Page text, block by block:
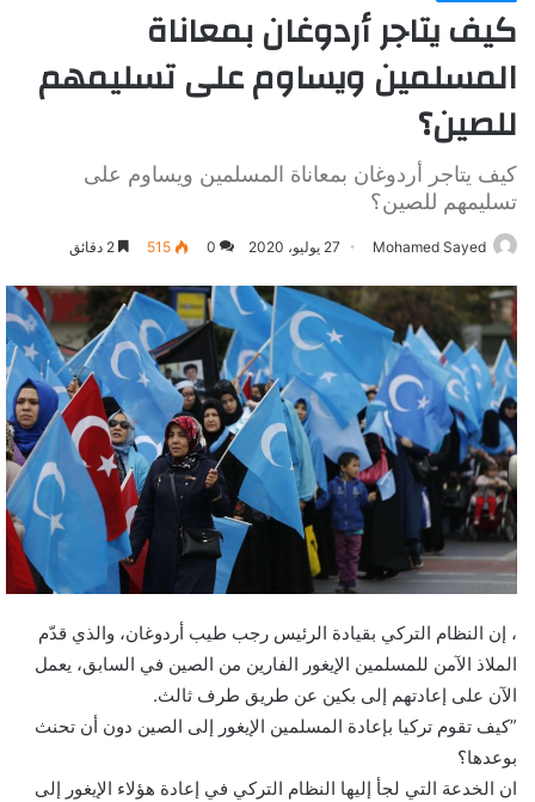
كيف يتاجر أردوغان بمعاناة
المسلمين ويساوم على تسليمهم
للصين؟
كيف يتاجر أردوغان بمعاناة المسلمين ويساوم على
تسليمهم للصين؟
Mohamed Sayed 27 يوليو، 2020 0
515
، إن النظام التركي بقيادة الرئيس رجب طيب أردوغان، والذي قدّم
الملاذ الآمن للمسلمين الإيغور الفارين من الصين في السابق، يعمل
الآن على إعادتهم إلى بكين عن طريق طرف ثالث.
”كيف تقوم تركيا بإعادة المسلمين الإيغور إلى الصين دون أن تحنث
بوعدها؟
ان الخدعة التي لجأ إليها النظام التركي في إعادة هؤلاء الإيغور إلى